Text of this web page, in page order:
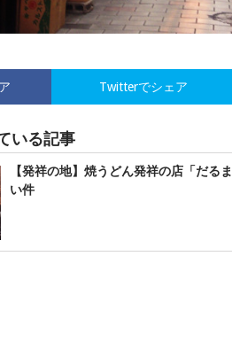
Twitterでシェア
いる記事
【発祥の地】焼うどん発祥の店「だる
い件